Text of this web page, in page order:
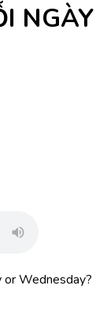
NGÀY
or Wednesday?